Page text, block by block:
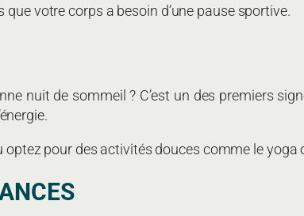
votre corps a besoin d’une pause sportive.
nuit de sommeil ? C’est un des premiers
pour des activités douces comme le yoga